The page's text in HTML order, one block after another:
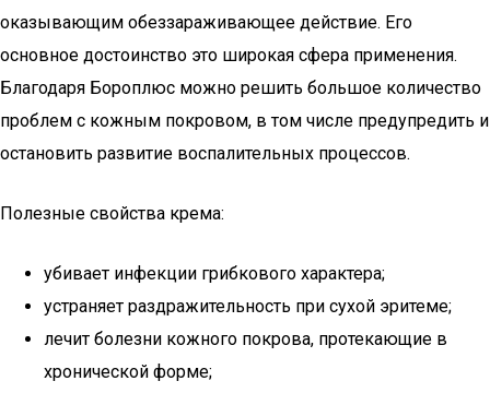
оказывающим обеззараживающее действие. Его
основное достоинство это широкая сфера применения.
Благодаря Бороплюс можно решить большое количество
проблем с кожным покровом, в том числе предупредить и
остановить развитие воспалительных процессов.
Полезные свойства крема:
убивает инфекции грибкового характера;
устраняет раздражительность при сухой эритеме;
лечит болезни кожного покрова, протекающие в
хронической форме;